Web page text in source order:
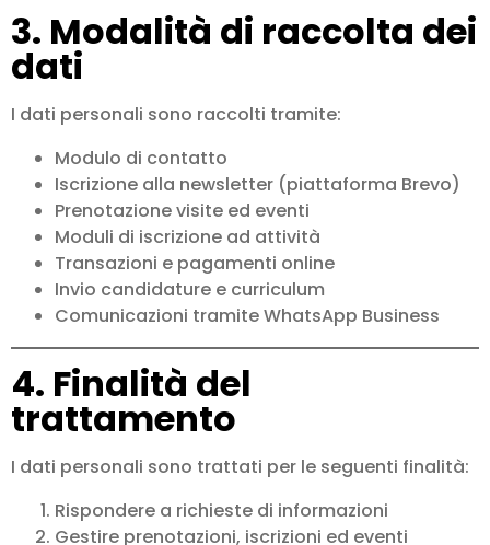
3. Modalità di raccolta dei
dati
I dati personali sono raccolti tramite:
Modulo di contatto
Iscrizione alla newsletter (piattaforma Brevo)
Prenotazione visite ed eventi
Moduli di iscrizione ad attività
Transazioni e pagamenti online
Invio candidature e curriculum
Comunicazioni tramite WhatsApp Business
4. Finalità del
trattamento
I dati personali sono trattati per le seguenti finalità:
Rispondere a richieste di informazioni
Gestire prenotazioni, iscrizioni ed eventi